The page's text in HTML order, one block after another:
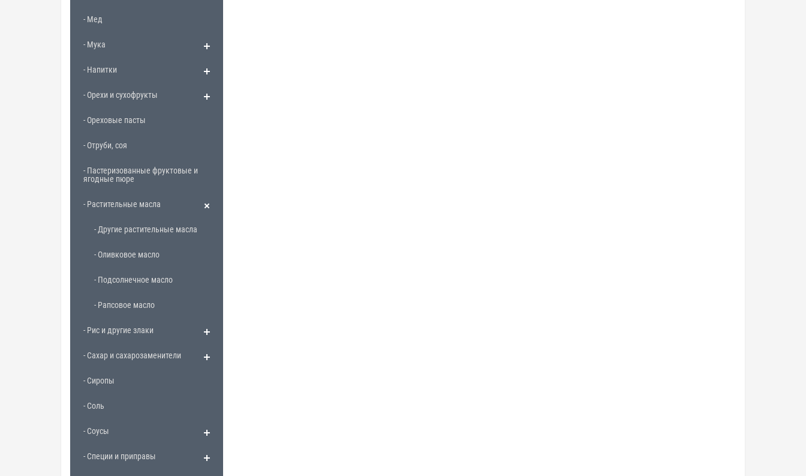
- Мед
- Мука
- Напитки
- Орехи и сухофрукты
- Ореховые пасты
- Отруби, соя
- Пастеризованные фруктовые и
ягодные пюре
- Растительные масла
- Другие растительные масла
- Оливковое масло
- Подсолнечное масло
- Рапсовое масло
- Рис и другие злаки
- Сахар и сахарозаменители
- Сиропы
- Соль
- Соусы
- Специи и приправы